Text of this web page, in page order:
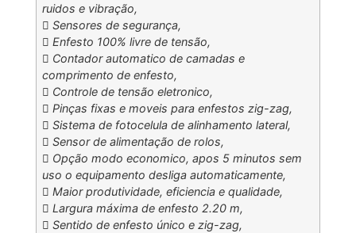
ruidos e vibração,
 Sensores de segurança,
 Enfesto 100% livre de tensão,
 Contador automatico de camadas e
comprimento de enfesto,
 Controle de tensão eletronico,
 Pinças fixas e moveis para enfestos zig-zag,
 Sistema de fotocelula de alinhamento lateral,
 Sensor de alimentação de rolos,
 Opção modo economico, apos 5 minutos sem
uso o equipamento desliga automaticamente,
 Maior produtividade, eficiencia e qualidade,
 Largura máxima de enfesto 2.20 m,
 Sentido de enfesto único e zig-zag,